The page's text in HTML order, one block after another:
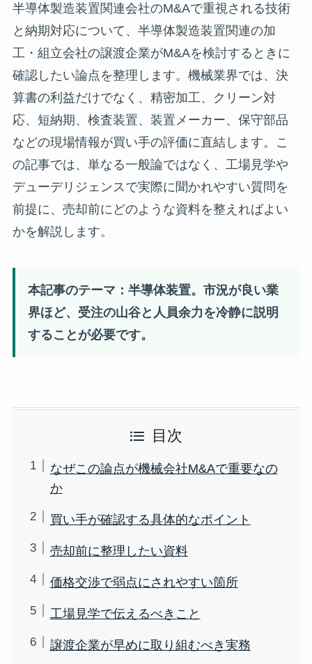
半導体製造装置関連会社のM&Aで重視される技術
と納期対応について、半導体製造装置関連の加
工・組立会社の譲渡企業がM&Aを検討するときに
確認したい論点を整理します。機械業界では、決
算書の利益だけでなく、精密加工、クリーン対
応、短納期、検査装置、装置メーカー、保守部品
などの現場情報が買い手の評価に直結します。こ
の記事では、単なる一般論ではなく、工場見学や
デューデリジェンスで実際に聞かれやすい質問を
前提に、売却前にどのような資料を整えればよい
かを解説します。
本記事のテーマ：半導体装置。市況が良い業
界ほど、受注の山谷と人員余力を冷静に説明
することが必要です。
目次
なぜこの論点が機械会社M&Aで重要なの
か
買い手が確認する具体的なポイント
売却前に整理したい資料
価格交渉で弱点にされやすい箇所
工場見学で伝えるべきこと
譲渡企業が早めに取り組むべき実務